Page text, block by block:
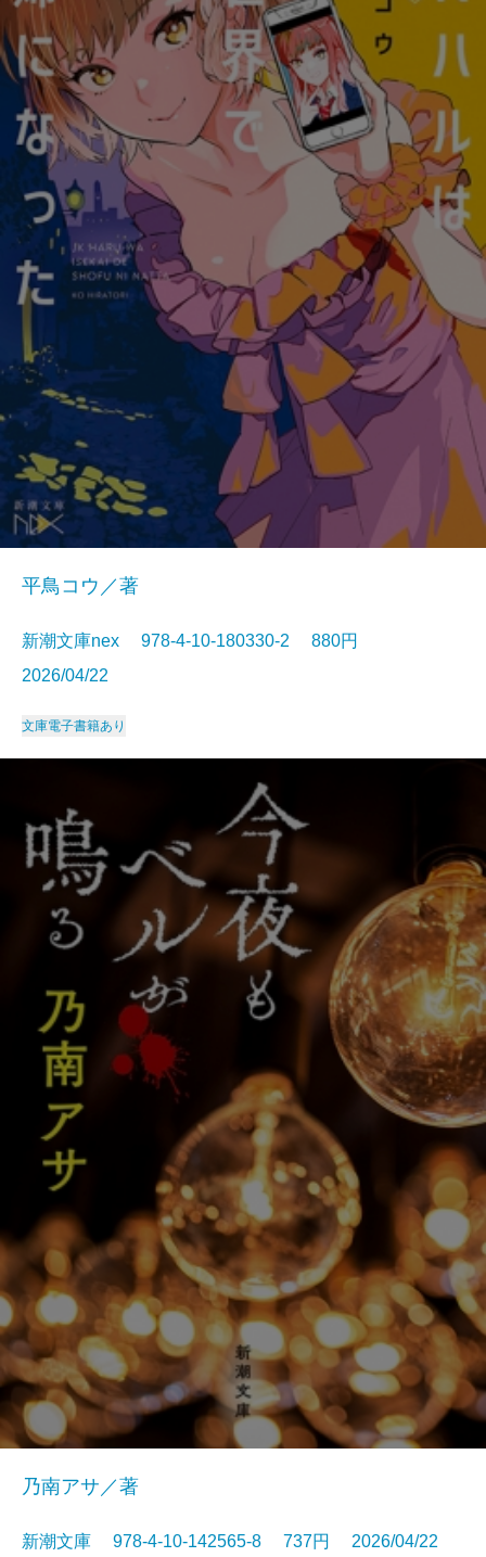
平鳥コウ／著
新潮文庫nex 978-4-10-180330-2 880円
2026/04/22
文庫電子書籍あり
乃南アサ／著
新潮文庫 978-4-10-142565-8 737円 2026/04/22